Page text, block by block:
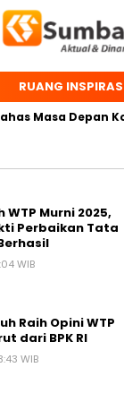
RUANG
Masa Depan
Murni 2025,
Perbaikan Tata
WIB
Raih Opini WTP
dari BPK RI
WIB